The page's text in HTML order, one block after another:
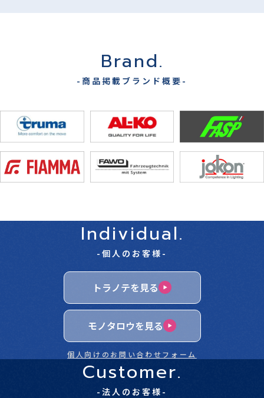
Brand.
-商品掲載ブランド概要-
Individual.
-個人のお客様-
トラノテを見る
モノタロウを見る
個人向けのお問い合わせフォーム
Customer.
-法人のお客様-